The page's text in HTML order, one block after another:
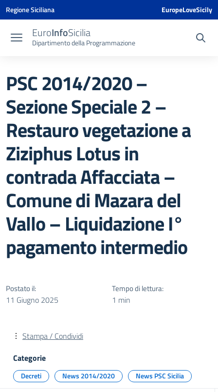
Vai ai contenuti
Vai al menu di navigazione
Vai al footer
Vai al banner delle Cookie Policy
Regione Siciliana EuropeLoveSicily
EuroInfoSicilia
Dipartimento della Programmazione
PSC 2014/2020 –
Sezione Speciale 2 –
Restauro vegetazione a
Ziziphus Lotus in
contrada Affacciata –
Comune di Mazara del
Vallo – Liquidazione I°
pagamento intermedio
Postato il:
11 Giugno 2025
Tempo di lettura:
1 min
Stampa / Condividi
Categorie
Decreti News 2014/2020 News PSC Sicilia